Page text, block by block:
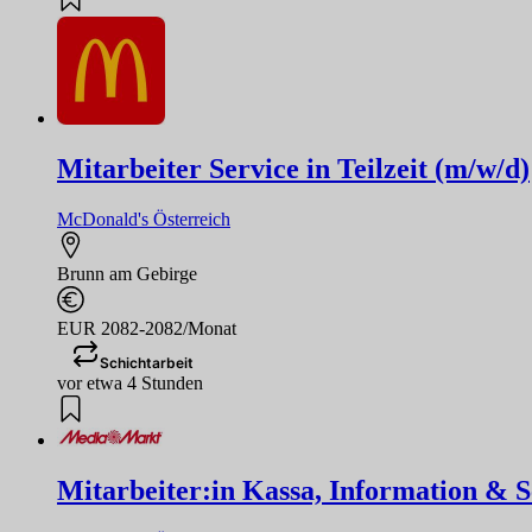
Mitarbeiter Service in Teilzeit (m/w/d)
McDonald's Österreich
Brunn am Gebirge
EUR 2082-2082/Monat
Schichtarbeit
vor etwa 4 Stunden
Mitarbeiter:in Kassa, Information &